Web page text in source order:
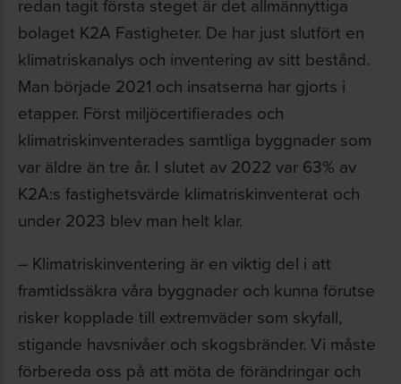
redan tagit första steget är det allmännyttiga
bolaget K2A Fastigheter. De har just slutfört en
klimatriskanalys och inventering av sitt bestånd.
Man började 2021 och insatserna har gjorts i
etapper. Först miljöcertifierades och
klimatriskinventerades samtliga byggnader som
var äldre än tre år. I slutet av 2022 var 63% av
K2A:s fastighetsvärde klimatriskinventerat och
under 2023 blev man helt klar.
– Klimatriskinventering är en viktig del i att
framtidssäkra våra byggnader och kunna förutse
risker kopplade till extremväder som skyfall,
stigande havsnivåer och skogsbränder. Vi måste
förbereda oss på att möta de förändringar och